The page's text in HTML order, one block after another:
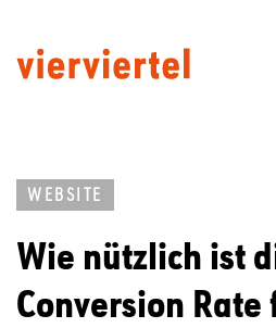
WEBSITE
Wie nützlich ist
Conversion